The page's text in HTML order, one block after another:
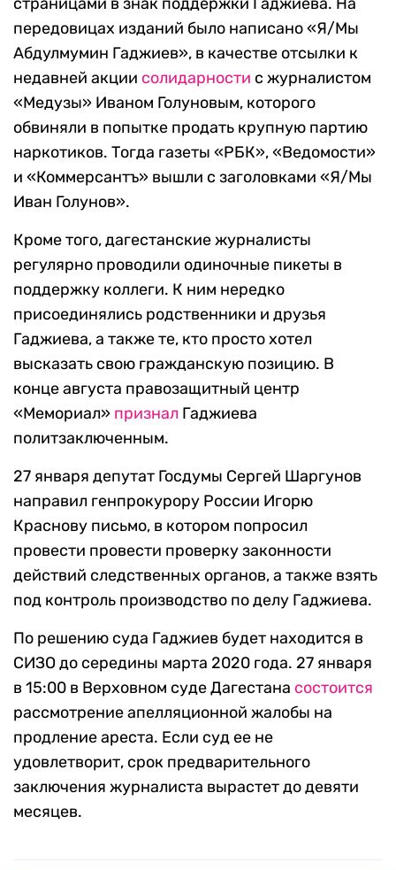
передовицах изданий было написано «Я/Мы
Абдулмумин Гаджиев», в качестве отсылки к
недавней акции солидарности с журналистом
«Медузы» Иваном Голуновым, которого
обвиняли в попытке продать крупную партию
наркотиков. Тогда газеты «РБК», «Ведомости»
и «Коммерсантъ» вышли с заголовками «Я/Мы
Иван Голунов».
Кроме того, дагестанские журналисты
регулярно проводили одиночные пикеты в
поддержку коллеги. К ним нередко
присоединялись родственники и друзья
Гаджиева, а также те, кто просто хотел
высказать свою гражданскую позицию. В
конце августа правозащитный центр
«Мемориал» признал Гаджиева
политзаключенным.
27 января депутат Госдумы Сергей Шаргунов
направил генпрокурору России Игорю
Краснову письмо, в котором попросил
провести провести проверку законности
действий следственных органов, а также взять
под контроль производство по делу Гаджиева.
По решению суда Гаджиев будет находится в
СИЗО до середины марта 2020 года. 27 января
в 15:00 в Верховном суде Дагестана состоится
рассмотрение апелляционной жалобы на
продление ареста. Если суд ее не
удовлетворит, срок предварительного
заключения журналиста вырастет до девяти
месяцев.